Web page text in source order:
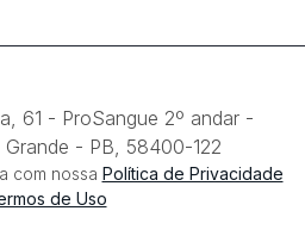
61 - ProSangue 2º andar -
Grande - PB, 58400-122​
com nossa Política de Privacidade
de Uso